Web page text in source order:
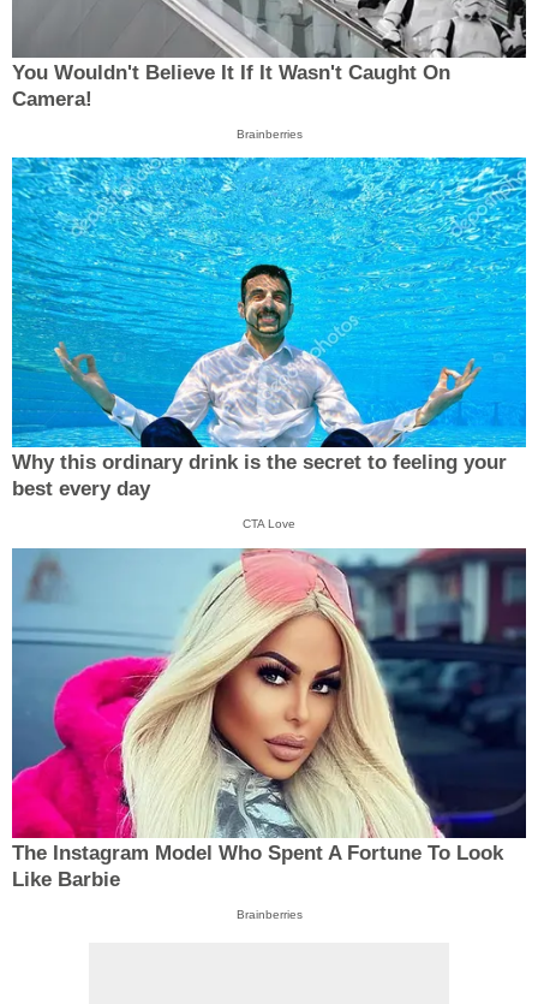
You Wouldn't Believe It If It Wasn't Caught On
Camera!
Brainberries
Why this ordinary drink is the secret to feeling your
best every day
CTA Love
The Instagram Model Who Spent A Fortune To Look
Like Barbie
Brainberries